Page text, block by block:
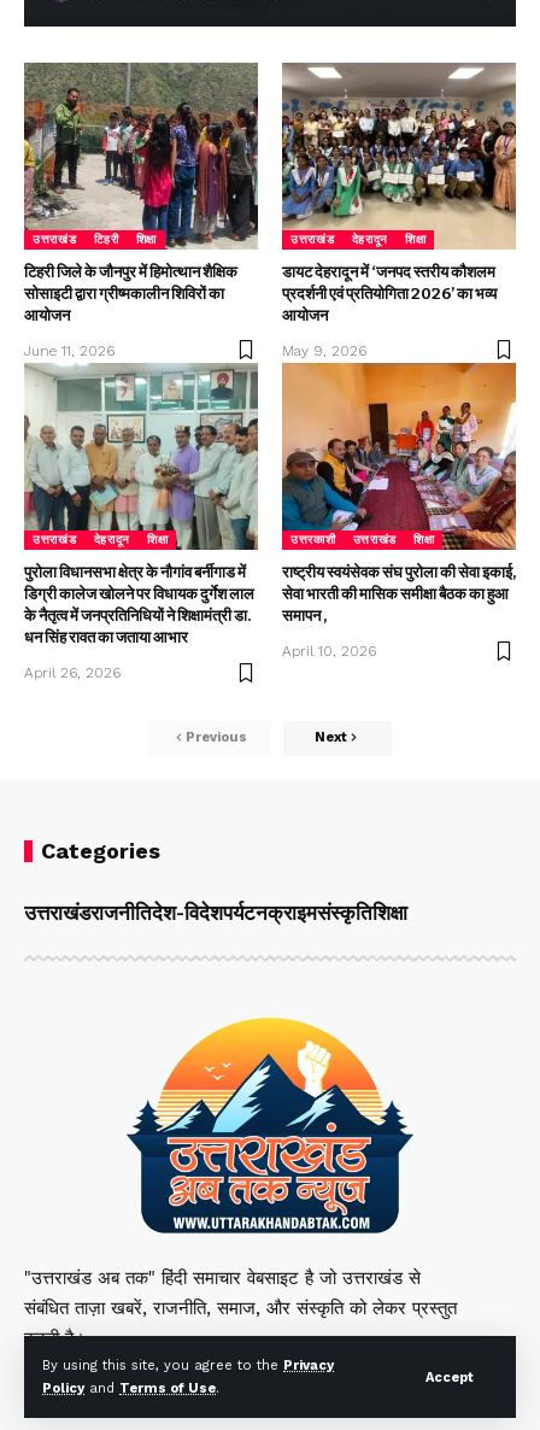
By using this site, you agree to the Privacy
Policyand Terms of Use.
Accept
उत्तराखंड टिहरी शिक्षा
टिहरी जिले के जौनपुर में हिमोत्थान शैक्षिक
सोसाइटी द्वारा ग्रीष्मकालीन शिविरों का
आयोजन
June 11, 2026
उत्तराखंड देहरादून शिक्षा
डायट देहरादून में ‘जनपद स्तरीय कौशलम
प्रदर्शनी एवं प्रतियोगिता 2026’ का भव्य
आयोजन
May 9, 2026
उत्तराखंड देहरादून शिक्षा
पुरोला विधानसभा क्षेत्र के नौगांव बर्नीगाड में
डिग्री कालेज खोलने पर विधायक दुर्गेश लाल
के नैतृत्व में जनप्रतिनिधियों ने शिक्षामंत्री डा.
धन सिंह रावत का जताया आभार
April 26, 2026
उत्तरकाशी उत्तराखंड शिक्षा
राष्ट्रीय स्वयंसेवक संघ पुरोला की सेवा इकाई,
सेवा भारती की मासिक समीक्षा बैठक का हुआ
समापन ,
April 10, 2026
Previous Next
Categories
उत्तराखंडराजनीतिदेश-विदेशपर्यटनक्राइमसंस्कृतिशिक्षा
"उत्तराखंड अब तक" हिंदी समाचार वेबसाइट है जो उत्तराखंड से
संबंधित ताज़ा खबरें, राजनीति, समाज, और संस्कृति को लेकर प्रस्तुत
करती है।